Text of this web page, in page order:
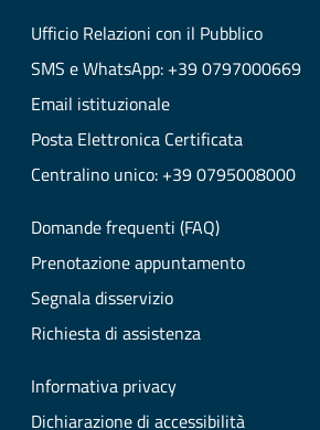
Ufficio Relazioni con il Pubblico
SMS e WhatsApp: +39 0797000669
Email istituzionale
Posta Elettronica Certificata
Centralino unico: +39 0795008000
Domande frequenti (FAQ)
Prenotazione appuntamento
Segnala disservizio
Richiesta di assistenza
Informativa privacy
Dichiarazione di accessibilità